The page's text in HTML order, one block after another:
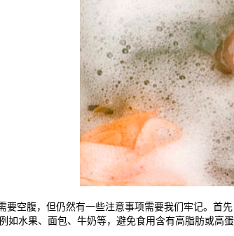
腹，但仍然有一些注意事项需要我们牢记。首
如水果、面包、牛奶等，避免食用含有高脂肪或高